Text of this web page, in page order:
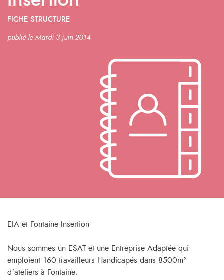
FICHE STRUCTURE
publié le Mardi 3 juin 2014
EIA et Fontaine Insertion
Nous sommes un ESAT et une Entreprise Adaptée qui
emploient 160 travailleurs Handicapés dans 8500m²
d’ateliers à Fontaine.